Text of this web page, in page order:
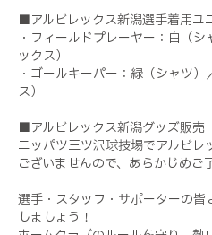
■アルビレックス新潟選手着用ユ
・フィールドプレーヤー：白（
ックス）
・ゴールキーパー：緑（シャツ
ス）
■アルビレックス新潟グッズ販売
ニッパツ三ツ沢球技場でアルビ
ございませんので、あらかじめご
選手・スタッフ・サポーターの
しましょう！